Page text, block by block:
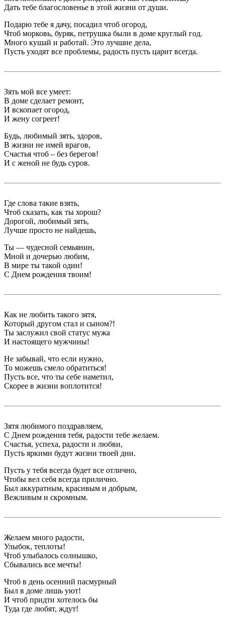
Дать тебе благословенье в этой жизни от души.
Подарю тебе я дачу, посадил чтоб огород,
Чтоб морковь, буряк, петрушка были в доме круглый год.
Много кушай и работай. Это лучшие дела,
Пусть уходят все проблемы, радость пусть царит всегда.
Зять мой все умеет:
В доме сделает ремонт,
И вскопает огород,
И жену согреет!
Будь, любимый зять, здоров,
В жизни не имей врагов,
Счастья чтоб – без берегов!
И с женой не будь суров.
Где слова такие взять,
Чтоб сказать, как ты хорош?
Дорогой, любимый зять,
Лучше просто не найдешь,
Ты — чудесной семьянин,
Мной и дочерью любим,
В мире ты такой один!
С Днем рождения твоим!
Как не любить такого зятя,
Который другом стал и сыном?!
Ты заслужил свой статус мужа
И настоящего мужчины!
Не забывай, что если нужно,
То можешь смело обратиться!
Пусть все, что ты себе наметил,
Скорее в жизни воплотится!
Зятя любимого поздравляем,
С Днем рождения тебя, радости тебе желаем.
Счастья, успеха, радости и любви,
Пусть яркими будут жизни твоей дни.
Пусть у тебя всегда будет все отлично,
Чтобы вел себя всегда прилично.
Был аккуратным, красивым и добрым,
Вежливым и скромным.
Желаем много радости,
Улыбок, теплоты!
Чтоб улыбалось солнышко,
Сбывались все мечты!
Чтоб в день осенний пасмурный
Был в доме лишь уют!
И чтоб придти хотелось бы
Туда где любят, ждут!